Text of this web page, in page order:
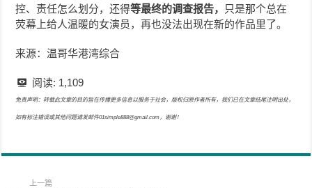
控、责任怎么划分，还得等最终的调查报告，
只是那个总在
荧幕上给人温暖的女演员，再也没法出现在新的作品里了。
来源：温哥华港湾综合
阅读: 1,109
免责声明：转载此文章的目的旨在传播更多信息以服务于社会，版权归原作者所有，我们已在文章结尾注明出处，
如有标注错误或其他问题请发邮件01simple888@gmail.com，谢谢！
上一篇